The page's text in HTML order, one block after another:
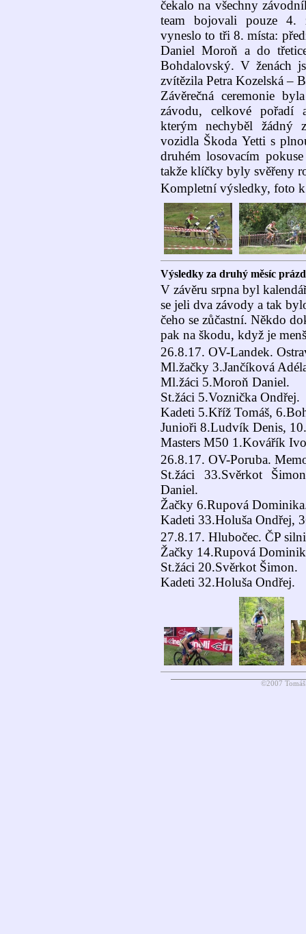
čekalo na všechny
team bojovali pouze 4.
vyneslo to tři 8. místa:
Daniel Moroň a do
Bohdalovský. V ženách
zvítězila Petra Kozelská –
Závěrečná ceremonie
závodu, celkové pořadí
kterým nechyběl žádný
vozidla Škoda Yetti s
druhém losovacím
takže klíčky byly svěřeny
Kompletní výsledky, foto k
Výsledky za druhý měsíc
V závěru srpna byl
se jeli dva závody a tak
čeho se zůčastní. Někdo
pak na škodu, když je
26.8.17. OV-Landek.
Ml.žačky 3.Jančíková
Ml.žáci 5.Moroň Daniel.
St.žáci 5.Voznička Ondřej.
Kadeti 5.Kříž Tomáš,
Junioři 8.Ludvík Denis,
Masters M50 1.Kovářík
26.8.17. OV-Poruba.
St.žáci 33.Svěrkot
Daniel.
Žačky 6.Rupová
Kadeti 33.Holuša Ondřej,
27.8.17. Hlubočec. ČP
Žačky 14.Rupová
St.žáci 20.Svěrkot Šimon.
Kadeti 32.Holuša Ondřej.
©2007